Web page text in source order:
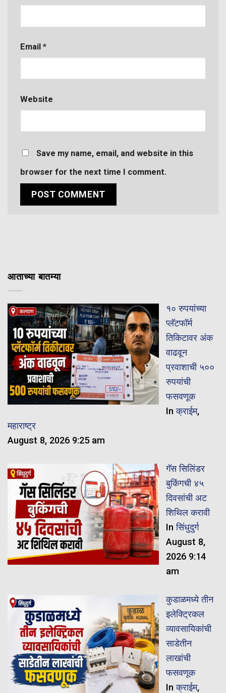
Email *
Website
Save my name, email, and website in this
browser for the next time I comment.
आताच्या बातम्या
१० रुपयांच्या
प्लॅटफॉर्म
तिकिटावर अंक
वाढवून
प्रवाशाची ५००
रुपयांची
फसवणूक
Inक्राईम,
महाराष्ट्र
August 8, 2026 9:25 am
गॅस सिलिंडर
बुकिंगची ४५
दिवसांची अट
शिथिल करावी
Inसिंधुदुर्ग
August 8,
2026 9:14
am
कुडाळमध्ये तीन
इलेक्ट्रिकल
व्यावसायिकांची
साडेतीन
लाखांची
फसवणूक
Inक्राईम,